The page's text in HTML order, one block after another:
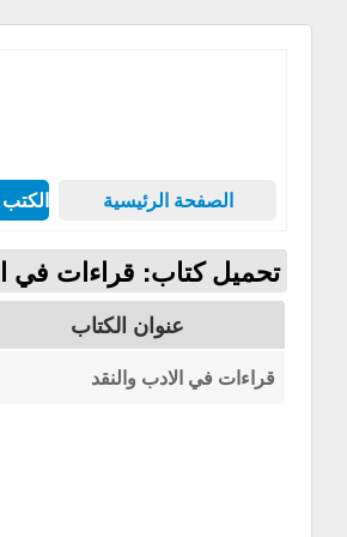
الصفحة الرئيسية
تحميل كتاب: قراءات في
عنوان الكتاب
قراءات في الادب والنقد